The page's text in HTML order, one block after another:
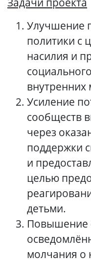
Улучшение
политики с
насилия и
внутренних
Усиление
сообществ
через
поддержки
и
целью
детьми.
Повышение
молчания о